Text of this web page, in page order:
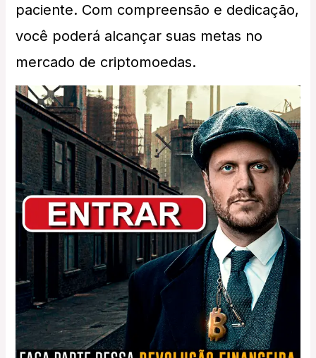
paciente. Com compreensão e dedicação,
você poderá alcançar suas metas no
mercado de criptomoedas.